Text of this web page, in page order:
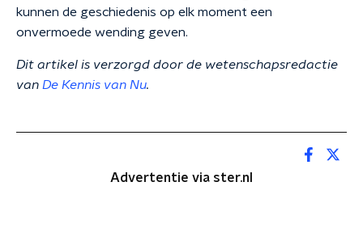
kunnen de geschiedenis op elk moment een
onvermoede wending geven.
Dit artikel is verzorgd door de wetenschapsredactie
van De Kennis van Nu.
Advertentie via ster.nl